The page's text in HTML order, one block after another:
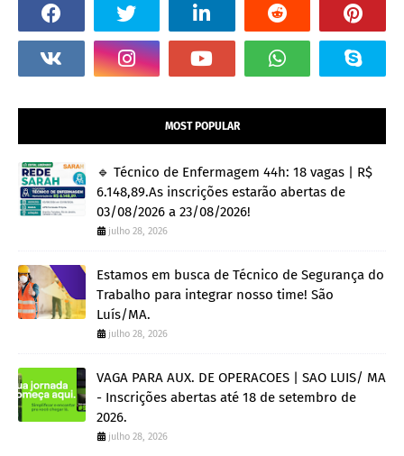
MOST POPULAR
🔹 Técnico de Enfermagem 44h: 18 vagas | R$
6.148,89.As inscrições estarão abertas de
03/08/2026 a 23/08/2026!
julho 28, 2026
Estamos em busca de Técnico de Segurança do
Trabalho para integrar nosso time! São
Luís/MA.
julho 28, 2026
VAGA PARA AUX. DE OPERACOES | SAO LUIS/ MA
- Inscrições abertas até 18 de setembro de
2026.
julho 28, 2026